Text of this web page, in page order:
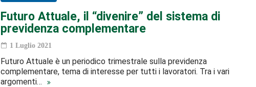
Futuro Attuale, il “divenire” del sistema di
previdenza complementare
1 Luglio 2021
Futuro Attuale è un periodico trimestrale sulla previdenza
complementare, tema di interesse per tutti i lavoratori. Tra i vari
argomenti…